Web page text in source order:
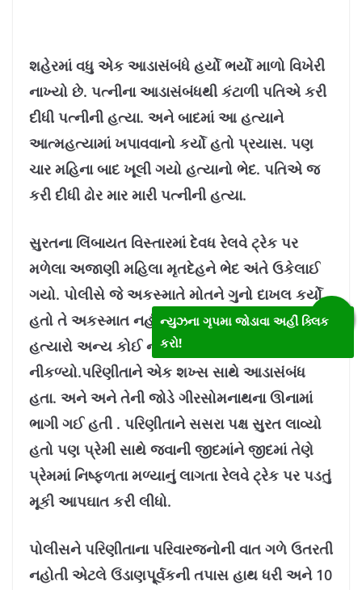
શહેરમાં વધુ એક આડાસંબંધે હર્યો ભર્યો માળો વિખેરી
નાખ્યો છે. પત્નીના આડાસંબંધથી કંટાળી પતિએ કરી
દીધી પત્નીની હત્યા. અને બાદમાં આ હત્યાને
આત્મહત્યામાં ખપાવવાનો કર્યો હતો પ્રયાસ. પણ
ચાર મહિના બાદ ખૂલી ગયો હત્યાનો ભેદ. પતિએ જ
કરી દીધી ઢોર માર મારી પત્નીની હત્યા.
સુરતના લિંબાયત વિસ્તારમાં દેવધ રેલવે ટ્રેક પર
મળેલા અજાણી મહિલા મૃતદેહને ભેદ અંતે ઉકેલાઈ
ગયો. પોલીસે જે અકસ્માતે મોતને ગુનો દાખલ કર્યો
હતો તે અકસ્માત નહીં પણ હત્યા નીકળી અને
હત્યારો અન્ય કોઈ નહીં પણ મૃતકનો પતિ જ
નીકળ્યો.પરિણીતાને એક શખ્સ સાથે આડાસંબંધ
હતા. અને અને તેની જોડે ગીરસોમનાથના ઊનામાં
ભાગી ગઈ હતી . પરિણીતાને સસરા પક્ષ સુરત લાવ્યો
હતો પણ પ્રેમી સાથે જવાની જીદમાંને જીદમાં તેણે
પ્રેમમાં નિષ્ફળતા મળ્યાનું લાગતા રેલવે ટ્રેક પર પડતું
મૂકી આપઘાત કરી લીધો.
પોલીસને પરિણીતાના પરિવારજનોની વાત ગળે ઉતરતી
નહોતી એટલે ઉંડાણપૂ્ર્વકની તપાસ હાથ ધરી અને 10
ન્યુઝના ગૃપમા જોડાવા અહીં ક્લિક
કરો!